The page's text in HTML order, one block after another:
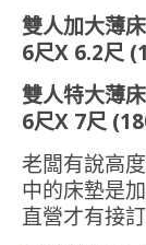
雙人加大薄
6尺X 6.2尺
雙人特大薄
6尺X 7尺
老闆有說高
中的床墊是
直營才有接